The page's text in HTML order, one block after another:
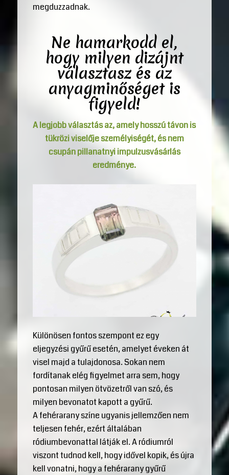
megduzzadnak.
Ne hamarkodd el,
hogy milyen dizájnt
választasz és az
anyagminőséget is
figyeld!
A legjobb választás az, amely hosszú távon is
tükrözi viselője személyiségét, és nem
csupán pillanatnyi impulzusvásárlás
eredménye.
Különösen fontos szempont ez egy
eljegyzési gyűrű esetén, amelyet éveken át
visel majd a tulajdonosa. Sokan nem
fordítanak elég figyelmet arra sem, hogy
pontosan milyen ötvözetről van szó, és
milyen bevonatot kapott a gyűrű.
A fehérarany színe ugyanis jellemzően nem
teljesen fehér, ezért általában
ródiumbevonattal látják el. A ródiumról
viszont tudnod kell, hogy idővel kopik, és újra
kell vonatni, hogy a fehérarany gyűrű